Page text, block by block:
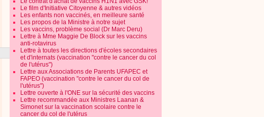
Le film d'Initiative Citoyenne & autres vidéos
Les enfants non vaccinés, en meilleure santé
Les propos de la Ministre à notre sujet
Les vaccins, problème social (Dr Marc Deru)
Lettre à Mme Maggie De Block sur les vaccins
anti-rotavirus
Lettre à toutes les directions d'écoles secondaires
et d'internats (vaccination "contre le cancer du col
de l'utérus")
Lettre aux Associations de Parents UFAPEC et
FAPEO (vaccination "contre le cancer du col de
l'utérus")
Lettre ouverte à l'ONE sur la sécurité des vaccins
Lettre recommandée aux Ministres Laanan &
Simonet sur la vaccination scolaire contre le
cancer du col de l'utérus